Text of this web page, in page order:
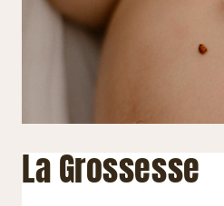
La Grossesse